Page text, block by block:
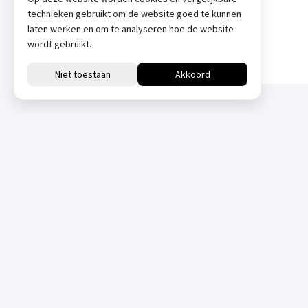
technieken gebruikt om de website goed te kunnen
laten werken en om te analyseren hoe de website
wordt gebruikt.